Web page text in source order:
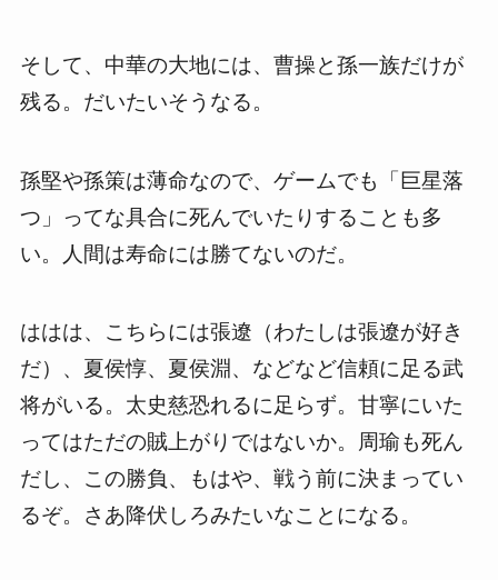
そして、中華の大地には、曹操と孫一族だけが
残る。だいたいそうなる。
孫堅や孫策は薄命なので、ゲームでも「巨星落
つ」ってな具合に死んでいたりすることも多
い。人間は寿命には勝てないのだ。
ははは、こちらには張遼（わたしは張遼が好き
だ）、夏侯惇、夏侯淵、などなど信頼に足る武
将がいる。太史慈恐れるに足らず。甘寧にいた
ってはただの賊上がりではないか。周瑜も死ん
だし、この勝負、もはや、戦う前に決まってい
るぞ。さあ降伏しろみたいなことになる。